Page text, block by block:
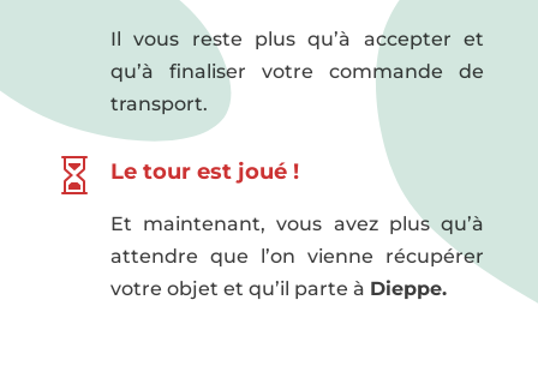
Il vous reste plus qu’à accepter et
qu’à finaliser votre commande de
transport.
 Le tour est joué !
Et maintenant, vous avez plus qu’à
attendre que l’on vienne récupérer
votre objet et qu’il parte à Dieppe.